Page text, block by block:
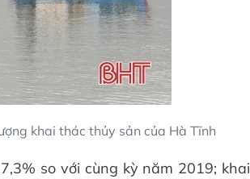
khai thác thủy sản của Hà Tĩnh
so với cùng kỳ năm 2019; khai